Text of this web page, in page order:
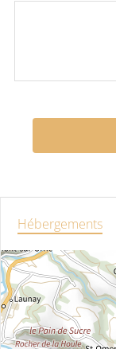
Hébergements